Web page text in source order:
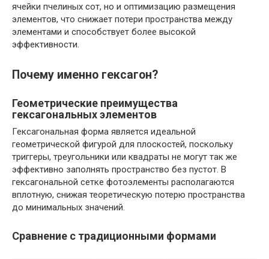
ячейки пчелиных сот, но и оптимизацию размещения
элементов, что снижает потери пространства между
элементами и способствует более высокой
эффективности.
Почему именно гексагон?
Геометрические преимущества
гексагональных элементов
Гексагональная форма является идеальной
геометрической фигурой для плоскостей, поскольку
триггеры, треугольники или квадраты не могут так же
эффективно заполнять пространство без пустот. В
гексагональной сетке фотоэлементы располагаются
вплотную, снижая теоретическую потерю пространства
до минимальных значений.
Сравнение с традиционными формами